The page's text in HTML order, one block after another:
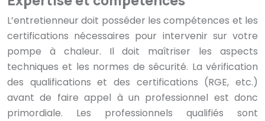
L’entretienneur doit posséder les compétences et les
certifications nécessaires pour intervenir sur votre
pompe à chaleur. Il doit maîtriser les aspects
techniques et les normes de sécurité. La vérification
des qualifications et des certifications (RGE, etc.)
avant de faire appel à un professionnel est donc
primordiale. Les professionnels qualifiés sont